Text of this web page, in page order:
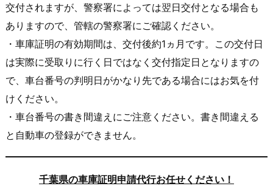
交付されますが、警察署によっては翌日交付となる場合も
ありますので、管轄の警察署にご確認ください。
・車庫証明の有効期間は、交付後約1ヵ月です。この交付日
は実際に受取りに行く日ではなく交付指定日となりますの
で、車台番号の判明日がかなり先である場合にはお気を付
けください。
・車台番号の書き間違えにご注意ください。書き間違える
と自動車の登録ができません。
千葉県の車庫証明申請代行お任せください！